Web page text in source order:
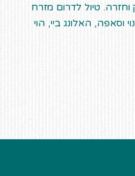
וחזרה. טיול לדרום מזרח
וסאפה, האלונג ביי, הוי